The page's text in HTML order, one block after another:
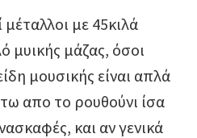
με 45κιλά
μυικής μάζας, όσοι
μουσικής είναι απλά
απο το ρουθούνι ίσα
και αν γενικά